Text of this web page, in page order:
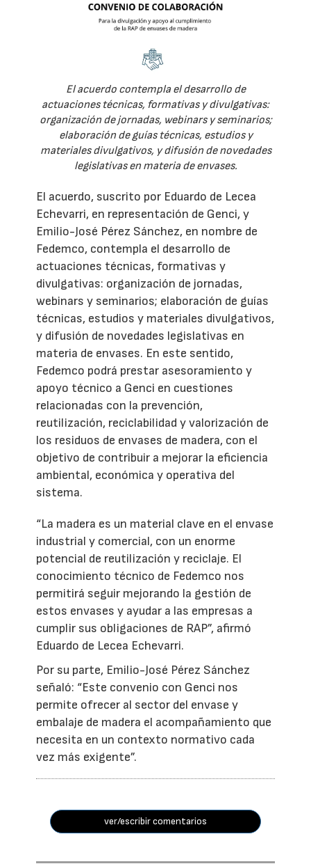
El acuerdo contempla el desarrollo de
actuaciones técnicas, formativas y divulgativas:
organización de jornadas, webinars y seminarios;
elaboración de guías técnicas, estudios y
materiales divulgativos, y difusión de novedades
legislativas en materia de envases.
El acuerdo, suscrito por Eduardo de Lecea
Echevarri, en representación de Genci, y
Emilio-José Pérez Sánchez, en nombre de
Fedemco, contempla el desarrollo de
actuaciones técnicas, formativas y
divulgativas: organización de jornadas,
webinars y seminarios; elaboración de guías
técnicas, estudios y materiales divulgativos,
y difusión de novedades legislativas en
materia de envases. En este sentido,
Fedemco podrá prestar asesoramiento y
apoyo técnico a Genci en cuestiones
relacionadas con la prevención,
reutilización, reciclabilidad y valorización de
los residuos de envases de madera, con el
objetivo de contribuir a mejorar la eficiencia
ambiental, económica y operativa del
sistema.
“La madera es un material clave en el envase
industrial y comercial, con un enorme
potencial de reutilización y reciclaje. El
conocimiento técnico de Fedemco nos
permitirá seguir mejorando la gestión de
estos envases y ayudar a las empresas a
cumplir sus obligaciones de RAP”, afirmó
Eduardo de Lecea Echevarri.
Por su parte, Emilio-José Pérez Sánchez
señaló: “Este convenio con Genci nos
permite ofrecer al sector del envase y
embalaje de madera el acompañamiento que
necesita en un contexto normativo cada
vez más exigente”.
ver/escribir comentarios